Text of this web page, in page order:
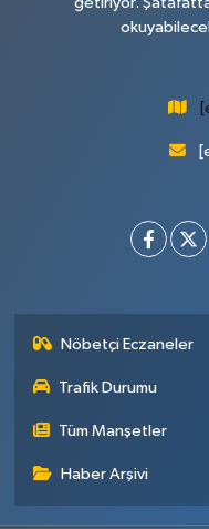
Nöbetçi Eczaneler
Trafik Durumu
Tüm Manşetler
Haber Arşivi